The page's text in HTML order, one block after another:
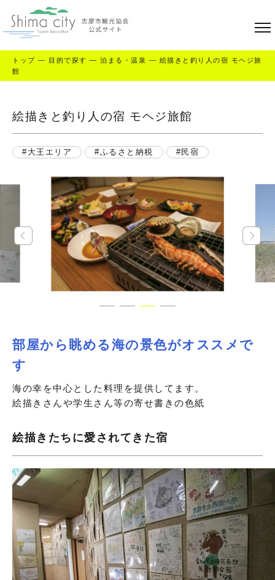
トップ — 目的で探す — 泊まる・温泉 — 絵描きと釣り人の宿 モヘジ旅
館
絵描きと釣り人の宿 モヘジ旅館
大王エリア ふるさと納税 民宿
部屋から眺める海の景色がオススメで
す
海の幸を中心とした料理を提供してます。
絵描きさんや学生さん等の寄せ書きの色紙
絵描きたちに愛されてきた宿